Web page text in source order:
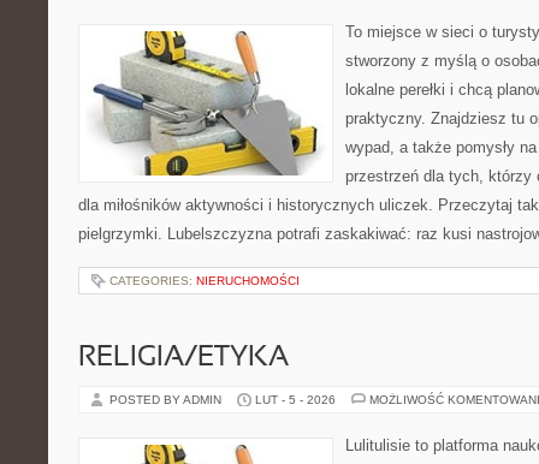
To miejsce w sieci o
stworzony z myślą o
lokalne perełki i chcą
praktyczny. Znajdziesz tu
wypad, a także pomysły
przestrzeń dla tych, którzy
dla miłośników aktywności i historycznych uliczek. Przeczytaj
pielgrzymki. Lubelszczyzna potrafi zaskakiwać: raz kusi
CATEGORIES: NIERUCHOMOŚCI
RELIGIA/ETYKA
POSTED BY ADMIN LUT - 5 - 2026 MOŻLIWOŚĆ
Lulitulisie to platforma